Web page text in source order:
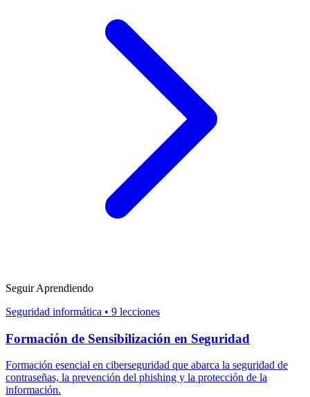
Seguir Aprendiendo
Seguridad informática • 9 lecciones
Formación de Sensibilización en Seguridad
Formación esencial en ciberseguridad que abarca la seguridad de
contraseñas, la prevención del phishing y la protección de la
información.